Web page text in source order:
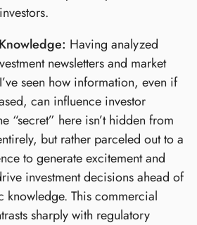
Having analyzed
newsletters and market
seen how information, even if
can influence investor
“secret” here isn’t hidden from
but rather parceled out to a
to generate excitement and
investment decisions ahead of
knowledge. This commercial
sharply with regulatory